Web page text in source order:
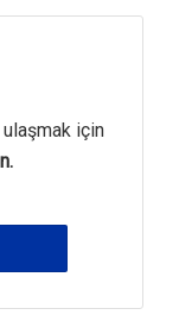
için